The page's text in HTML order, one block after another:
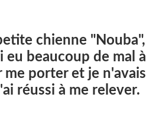
chienne "Nouba",
beaucoup de mal à
porter et je n'avais
réussi à me relever.